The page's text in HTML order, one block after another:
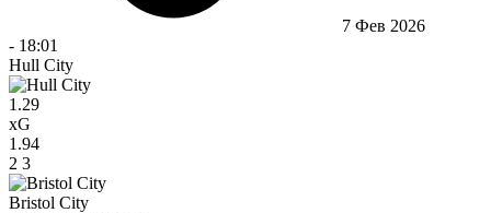
7 Фев 2026
- 18:01
Hull City
1.29
xG
1.94
2 3
Bristol City